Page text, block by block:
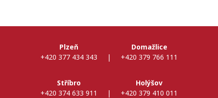
Plzeň
+420 377 434 343
|
Domažlice
+420 379 766 111
Stříbro
+420 374 633 911
|
Holýšov
+420 379 410 011